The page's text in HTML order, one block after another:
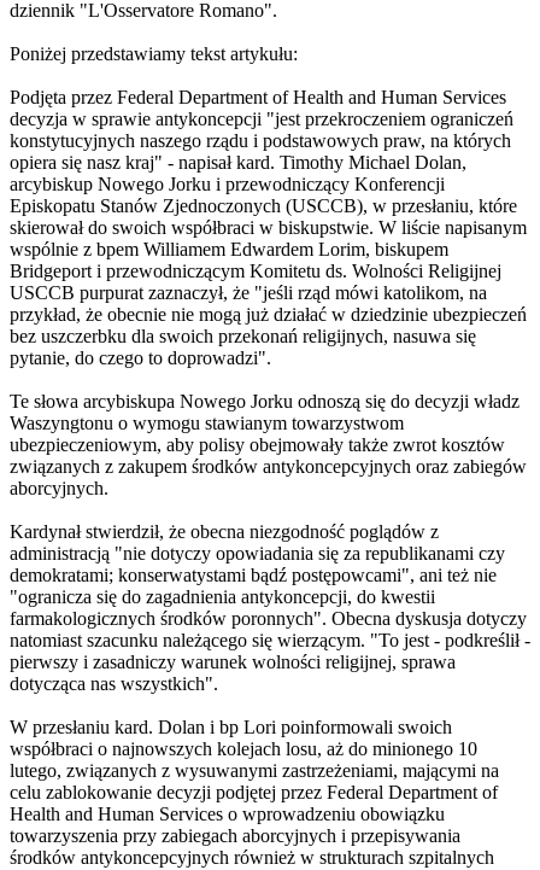
dziennik "L'Osservatore Romano".
Poniżej przedstawiamy tekst artykułu:
Podjęta przez Federal Department of Health and Human Services
decyzja w sprawie antykoncepcji "jest przekroczeniem ograniczeń
konstytucyjnych naszego rządu i podstawowych praw, na których
opiera się nasz kraj" - napisał kard. Timothy Michael Dolan,
arcybiskup Nowego Jorku i przewodniczący Konferencji
Episkopatu Stanów Zjednoczonych (USCCB), w przesłaniu, które
skierował do swoich współbraci w biskupstwie. W liście napisanym
wspólnie z bpem Williamem Edwardem Lorim, biskupem
Bridgeport i przewodniczącym Komitetu ds. Wolności Religijnej
USCCB purpurat zaznaczył, że "jeśli rząd mówi katolikom, na
przykład, że obecnie nie mogą już działać w dziedzinie ubezpieczeń
bez uszczerbku dla swoich przekonań religijnych, nasuwa się
pytanie, do czego to doprowadzi".
Te słowa arcybiskupa Nowego Jorku odnoszą się do decyzji władz
Waszyngtonu o wymogu stawianym towarzystwom
ubezpieczeniowym, aby polisy obejmowały także zwrot kosztów
związanych z zakupem środków antykoncepcyjnych oraz zabiegów
aborcyjnych.
Kardynał stwierdził, że obecna niezgodność poglądów z
administracją "nie dotyczy opowiadania się za republikanami czy
demokratami; konserwatystami bądź postępowcami", ani też nie
"ogranicza się do zagadnienia antykoncepcji, do kwestii
farmakologicznych środków poronnych". Obecna dyskusja dotyczy
natomiast szacunku należącego się wierzącym. "To jest - podkreślił -
pierwszy i zasadniczy warunek wolności religijnej, sprawa
dotycząca nas wszystkich".
W przesłaniu kard. Dolan i bp Lori poinformowali swoich
współbraci o najnowszych kolejach losu, aż do minionego 10
lutego, związanych z wysuwanymi zastrzeżeniami, mającymi na
celu zablokowanie decyzji podjętej przez Federal Department of
Health and Human Services o wprowadzeniu obowiązku
towarzyszenia przy zabiegach aborcyjnych i przepisywania
środków antykoncepcyjnych również w strukturach szpitalnych